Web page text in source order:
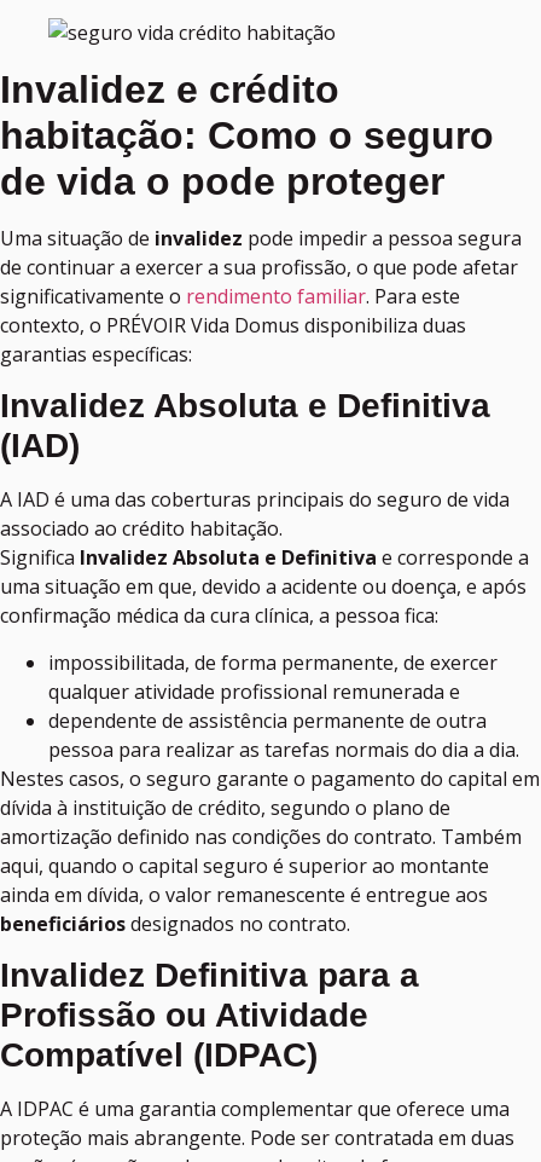
Invalidez e crédito
habitação: Como o seguro
de vida o pode proteger
Uma situação de invalidez pode impedir a pessoa segura
de continuar a exercer a sua profissão, o que pode afetar
significativamente o rendimento familiar. Para este
contexto, o PRÉVOIR Vida Domus disponibiliza duas
garantias específicas:
Invalidez Absoluta e Definitiva
(IAD)
A IAD é uma das coberturas principais do seguro de vida
associado ao crédito habitação.
Significa Invalidez Absoluta e Definitiva e corresponde a
uma situação em que, devido a acidente ou doença, e após
confirmação médica da cura clínica, a pessoa fica:
impossibilitada, de forma permanente, de exercer
qualquer atividade profissional remunerada e
dependente de assistência permanente de outra
pessoa para realizar as tarefas normais do dia a dia.
Nestes casos, o seguro garante o pagamento do capital em
dívida à instituição de crédito, segundo o plano de
amortização definido nas condições do contrato. Também
aqui, quando o capital seguro é superior ao montante
ainda em dívida, o valor remanescente é entregue aos
beneficiáriosdesignados no contrato.
Invalidez Definitiva para a
Profissão ou Atividade
Compatível (IDPAC)
A IDPAC é uma garantia complementar que oferece uma
proteção mais abrangente. Pode ser contratada em duas